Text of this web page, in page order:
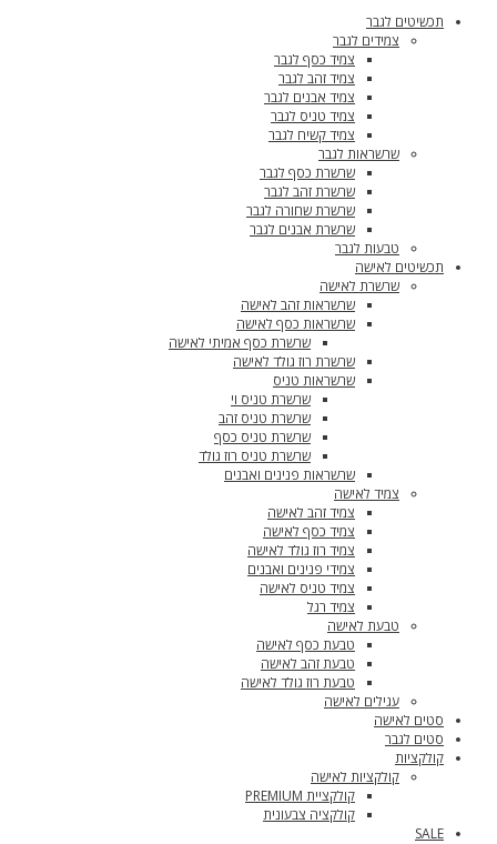
תכשיטים לגבר
צמידים לגבר
צמיד כסף לגבר
צמיד זהב לגבר
צמיד אבנים לגבר
צמיד טניס לגבר
צמיד קשיח לגבר
שרשראות לגבר
שרשרת כסף לגבר
שרשרת זהב לגבר
שרשרת שחורה לגבר
שרשרת אבנים לגבר
טבעות לגבר
תכשיטים לאישה
שרשרת לאישה
שרשראות זהב לאישה
שרשראות כסף לאישה
שרשרת כסף אמיתי לאישה
שרשרת רוז גולד לאישה
שרשראות טניס
שרשרת טניס וי
שרשרת טניס זהב
שרשרת טניס כסף
שרשרת טניס רוז גולד
שרשראות פנינים ואבנים
צמיד לאישה
צמיד זהב לאישה
צמיד כסף לאישה
צמיד רוז גולד לאישה
צמידי פנינים ואבנים
צמיד טניס לאישה
צמיד רגל
טבעת לאישה
טבעת כסף לאישה
טבעת זהב לאישה
טבעת רוז גולד לאישה
עגילים לאישה
סטים לאישה
סטים לגבר
קולקציות
קולקציות לאישה
קולקציית PREMIUM
קולקציה צבעונית
SALE